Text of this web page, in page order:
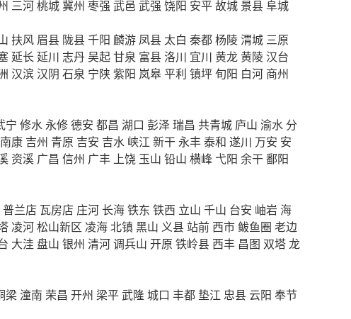
三河桃城冀州 枣强 武邑 武强 饶阳 安平故城 景县阜城
扶风 眉县 陇县千阳 麟游 凤县 太白 秦都杨陵渭城 三原
延长 延川 志丹吴起甘泉 富县洛川 宜川 黄龙黄陵汉台
汉滨汉阴 石泉 宁陕紫阳 岚皋平利 镇坪旬阳 白河 商州
宁 修水 永修德安 都昌 湖口 彭泽瑞昌 共青城 庐山 渝水 分
南康 吉州 青原 吉安 吉水 峡江 新干 永丰泰和 遂川 万安 安
资溪 广昌 信州 广丰 上饶 玉山 铅山 横峰 弋阳 余干鄱阳
普兰店 瓦房店 庄河 长海铁东 铁西 立山 千山 台安 岫岩 海
凌河松山新区 凌海北镇黑山 义县 站前 西市 鲅鱼圈 老边
大洼 盘山 银州 清河调兵山 开原 铁岭县 西丰 昌图 双塔龙
梁潼南 荣昌 开州 梁平武隆城口 丰都 垫江 忠县 云阳 奉节